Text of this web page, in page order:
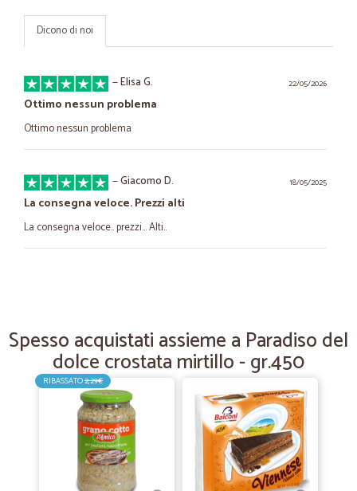
Dicono di noi
22/05/2026
—Elisa G.
Ottimo nessun problema
Ottimo nessun problema
18/05/2025
—Giacomo D.
La consegna veloce. Prezzi alti
La consegna veloce.. prezzi... Alti..
sempre .... provato comprare prodotti macelleria non fidandomimolto
ma alla fine devo dire ottima..
21/01/2021
—Gisella M.
Turto perfetto
Spesso acquistati assieme a Paradiso del
dolce crostata mirtillo - gr.450
RIBASSATO2,29€